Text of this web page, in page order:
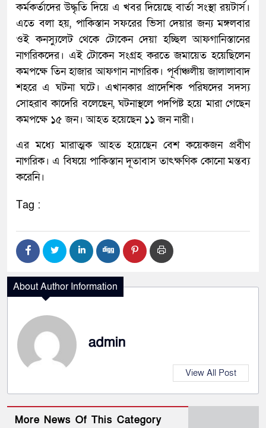
কর্মকর্তাদের উদ্ধৃতি দিয়ে এ খবর দিয়েছে বার্তা সংস্থা রয়টার্স।
এতে বলা হয়, পাকিস্তান সফরের ভিসা দেয়ার জন্য মঙ্গলবার
ওই কনস্যুলেট থেকে টোকেন দেয়া হচ্ছিল আফগানিস্তানের
নাগরিকদের। এই টোকেন সংগ্রহ করতে জমায়েত হয়েছিলেন
কমপক্ষে তিন হাজার আফগান নাগরিক। পূর্বাঞ্চলীয় জালালাবাদ
শহরে এ ঘটনা ঘটে। এখানকার প্রাদেশিক পরিষদের সদস্য
সোহরাব কাদেরি বলেছেন, ঘটনাস্থলে পদপিষ্ট হয়ে মারা গেছেন
কমপক্ষে ১৫ জন। আহত হয়েছেন ১১ জন নারী।
এর মধ্যে মারাত্মক আহত হয়েছেন বেশ কয়েকজন প্রবীণ
নাগরিক। এ বিষয়ে পাকিস্তান দূতাবাস তাৎক্ষণিক কোনো মন্তব্য
করেনি।
Tag :
About Author Information
admin
View All Post
More News Of This Category